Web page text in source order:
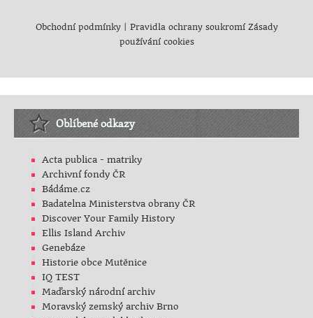
Obchodní podmínky| Pravidla ochrany soukromí Zásady
používání cookies
Oblíbené odkazy
Acta publica - matriky
Archivní fondy ČR
Bádáme.cz
Badatelna Ministerstva obrany ČR
Discover Your Family History
Ellis Island Archiv
Genebáze
Historie obce Mutěnice
IQ TEST
Maďarský národní archiv
Moravský zemský archiv Brno